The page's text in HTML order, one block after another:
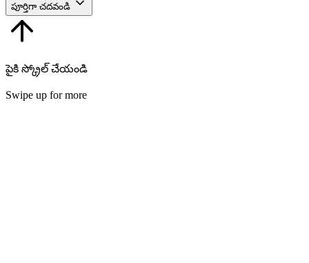
పూర్తిగా చదవండి
పైకి స్క్రోల్ చేయండి
Swipe up for more